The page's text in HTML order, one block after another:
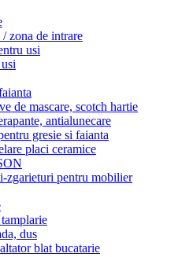
zona de intrare
usi
de mascare, scotch hartie
antialunecare
gresie si faianta
placi ceramice
zgarieturi pentru mobilier
dus
blat bucatarie